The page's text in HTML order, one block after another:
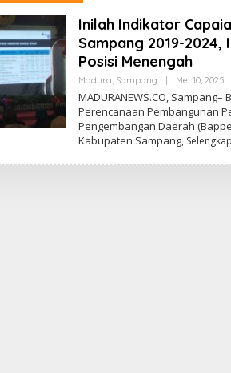
Inilah Indikator
Sampang 2019-2024,
Posisi Menengah
Madura, Sampang Mei 10, 2025
MADURANEWS.CO, Sampang–
Perencanaan Pembangunan
Pengembangan Daerah
Kabupaten Sampang,